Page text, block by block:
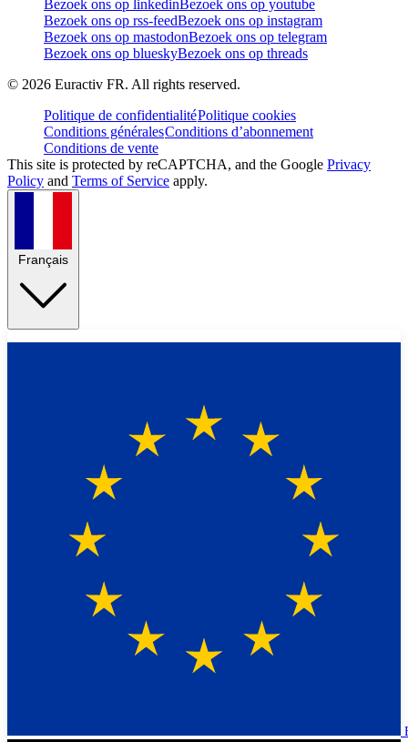
Bezoek ons op linkedinBezoek ons op youtube
Bezoek ons op rss-feedBezoek ons op instagram
Bezoek ons op mastodonBezoek ons op telegram
Bezoek ons op blueskyBezoek ons op threads
© 2026 Euractiv FR. All rights reserved.
Politique de confidentialitéPolitique cookies
Conditions généralesConditions d’abonnement
Conditions de vente
This site is protected by reCAPTCHA, and the Google Privacy
Policy and Terms of Service apply.
Français